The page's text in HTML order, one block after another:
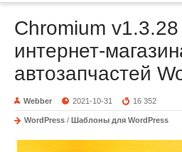
Chromium
интернет-
автозапчастей
Webber 2021-10-31 16 352
WordPress / Шаблоны для WordPress